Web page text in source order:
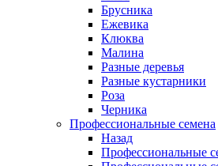
Брусника
Ежевика
Клюква
Малина
Разные деревья
Разные кустарники
Роза
Черника
Профессиональные семена
Назад
Профессиональные